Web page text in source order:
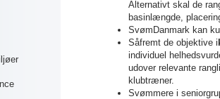
Alternativt skal de
basinlængde,
SvømDanmark kan
Såfremt de objektive i
individuel
udover relevante
klubtræner.
Svømmere i